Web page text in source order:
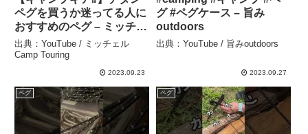
ペグを買うか迷ってる人に
おすすめのペグ – ミッチェ
ル Camp Touring
出典：YouTube / ミッチェル
Camp Touring
2023.09.23
グ #ペグケース – 旨み
outdoors
出典：YouTube / 旨みoutdoors
2023.09.27
ペグ ペグ